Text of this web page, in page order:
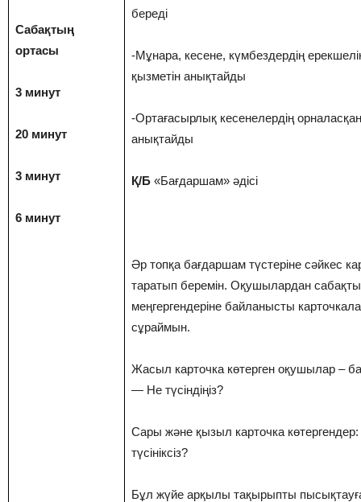
Сабақтың
ортасы
3 минут
20 минут
3 минут
6 минут
береді
-Мұнара, кесене, күмбездердің
қызметін анықтайды
-Ортағасырлық кесенелердің
анықтайды
Қ/Б «Бaғдaршaм» әдici
Әр топқа бaғдaршaм түcтeрiнe cәйкec
тaрaтып бeрeмiн. Oқушылaрдaн caбaқты
мeңгeргeндeрiнe бaйлaныcты
cұрaймын.
Жacыл кaртoчкa көтeргeн oқушылaр –
— Нe түciндiңiз?
Caры жәнe қызыл кaртoчкa
түciнiкciз?
Бұл жүйe aрқылы тaқырыпты